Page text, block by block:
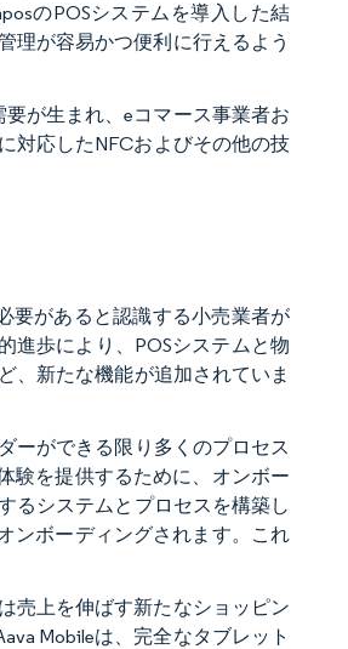
のPOSシステムを導入した結
理が容易かつ便利に行えるよう
が生まれ、eコマース事業者お
対応したNFCおよびその他の技
要があると認識する小売業者が
進歩により、POSシステムと物
、新たな機能が追加されていま
ーができる限り多くのプロセス
験を提供するために、オンボー
るシステムとプロセスを構築し
ンボーディングされます。これ
売上を伸ばす新たなショッピン
Mobileは、完全なタブレット